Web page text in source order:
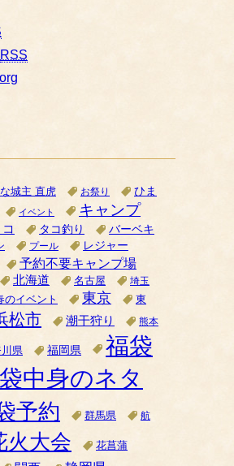
RSS
城主 直虎 お祭り
ひま
イベント キャンプ
タコ釣り
バーベキ
プール レジャー
予約不要キャンプ場
北海道 名古屋
埼玉
のイベント 東京
東
松市 潮干狩り 熊本
県 福岡県
福袋
中身のネタ
予約 群馬県 航
火大会 花菖蒲